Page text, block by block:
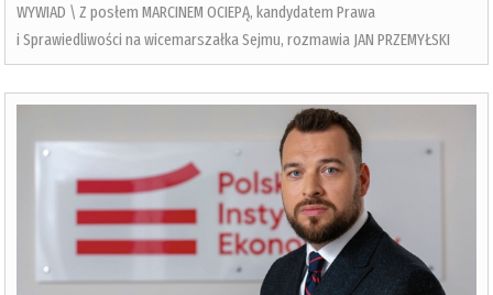
WYWIAD \ Z posłem MARCINEM OCIEPĄ, kandydatem Prawa
i Sprawiedliwości na wicemarszałka Sejmu, rozmawia JAN PRZEMYŁSKI